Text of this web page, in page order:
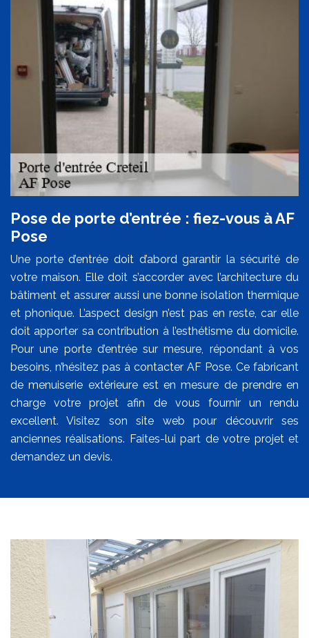
Pose de porte d’entrée : fiez-vous à AF
Pose
Une porte d’entrée doit d’abord garantir la sécurité de
votre maison. Elle doit s’accorder avec l’architecture du
bâtiment et assurer aussi une bonne isolation thermique
et phonique. L’aspect design n’est pas en reste, car elle
doit apporter sa contribution à l’esthétisme du domicile.
Pour une porte d’entrée sur mesure, répondant à vos
besoins, n’hésitez pas à contacter AF Pose. Ce fabricant
de menuiserie extérieure est en mesure de prendre en
charge votre projet afin de vous fournir un rendu
excellent. Visitez son site web pour découvrir ses
anciennes réalisations. Faites-lui part de votre projet et
demandez un devis.